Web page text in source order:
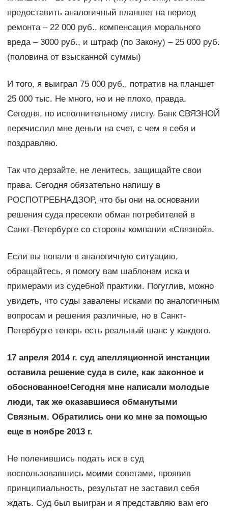
предоставить аналогичный планшет на период
ремонта – 22 000 руб., компенсация морального
вреда – 3000 руб., и штраф (по Закону) – 25 000 руб.
(половина от взысканной суммы)
И того, я выиграл 75 000 руб., потратив на планшет
25 000 тыс. Не много, но и не плохо, правда.
Сегодня, по исполнительному листу, Банк СВЯЗНОЙ
перечислил мне деньги на счет, с чем я себя и
поздравляю.
Так что дерзайте, не ленитесь, защищайте свои
права. Сегодня обязательно напишу в
РОСПОТРЕБНАДЗОР, что бы они на основании
решения суда пресекли обман потребителей в
Санкт-Петербурге со стороны компании «Связной».
Если вы попали в аналогичную ситуацию,
обращайтесь, я помогу вам шаблонам иска и
примерами из судебной практики. Погуглив, можно
увидеть, что суды завалены исками по аналогичным
вопросам и решения различные, но в Санкт-
Петербурге теперь есть реальный шанс у каждого.
17 апреля 2014 г. суд апелляционной инстанции
оставила решение суда в силе, как законное и
обоснованное!Сегодня мне написали молодые
люди, так же оказавшиеся обманутыми
Связным. Обратились они ко мне за помощью
еще в ноябре 2013 г.
Не поленившись подать иск в суд
воспользовавшись моими советами, проявив
принципиальность, результат не заставил себя
ждать. Суд был выигран и я представляю вам его